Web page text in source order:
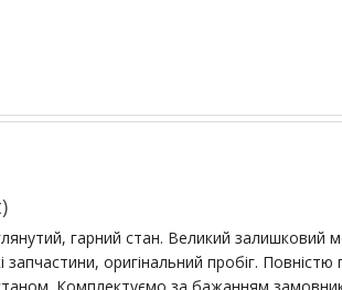
гарний стан. Великий залишковий
оригінальний пробіг.